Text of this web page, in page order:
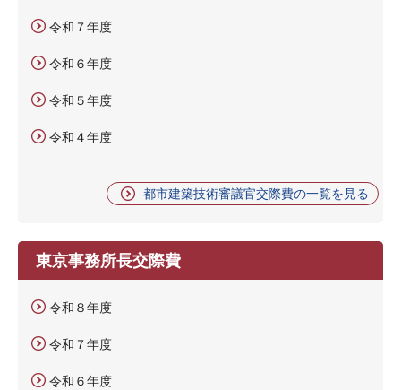
令和７年度
令和６年度
令和５年度
令和４年度
都市建築技術審議官交際費の一覧を見る
東京事務所長交際費
令和８年度
令和７年度
令和６年度